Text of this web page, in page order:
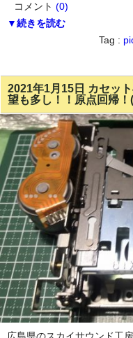
コメント (0)
▼続きを読む
Tag :
2021年1月15日 カセッ
望も多し！！原点回帰